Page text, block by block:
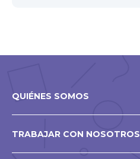
QUIÉNES SOMOS
TRABAJAR CON NOSOTROS